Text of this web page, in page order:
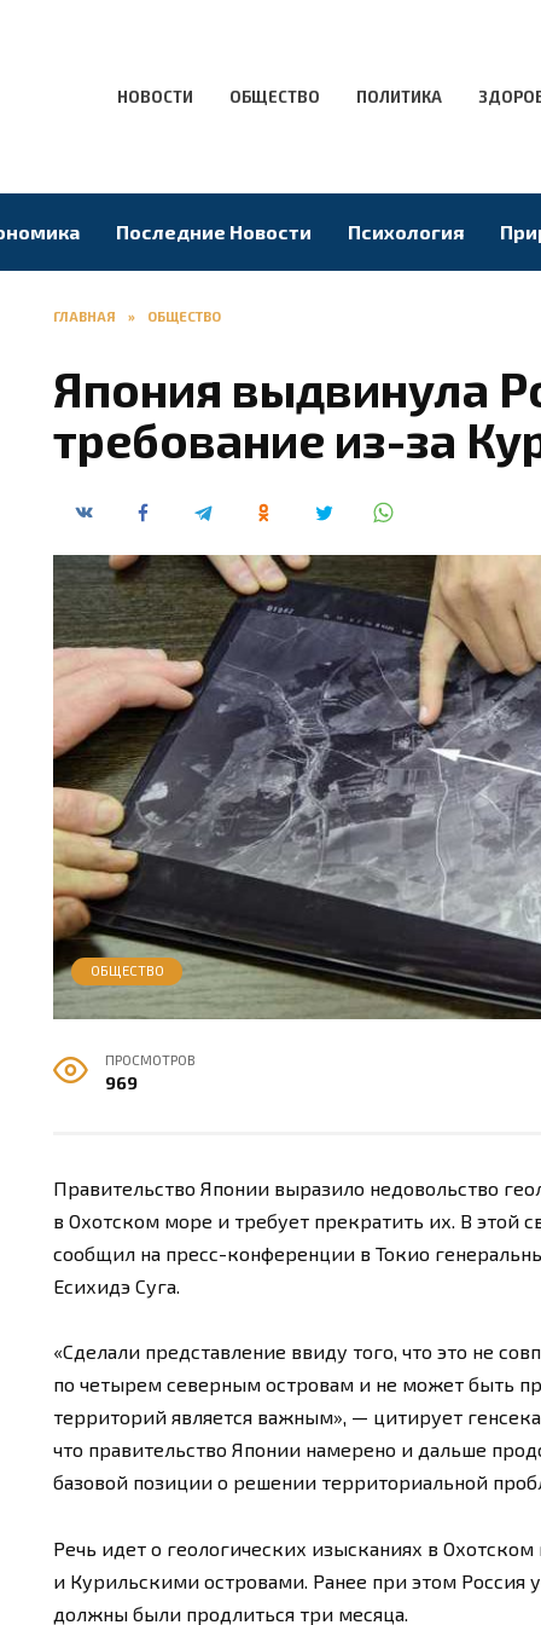
НОВОСТИ ОБЩЕСТВО ПОЛИТИКА
Последние Новости Психология
ГЛАВНАЯ » ОБЩЕСТВО
Япония выдвинула
требование из-за
ОБЩЕСТВО
ПРОСМОТРОВ
969
Правительство Японии выразило недовольство
в Охотском море и требует прекратить их. В этой
сообщил на пресс-конференции в Токио
Есихидэ Суга.
«Сделали представление ввиду того, что это не
по четырем северным островам и не может быть
территорий является важным», — цитирует
что правительство Японии намерено и дальше
базовой позиции о решении территориальной
Речь идет о геологических изысканиях в
и Курильскими островами. Ранее при этом Россия
должны были продлиться три месяца.